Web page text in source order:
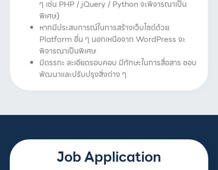
ๆ เช่น PHP / jQuery / Python จะพิจารณาเป็น
พิเศษ)
หากมีประสบการณ์ในการสร้างเว็บไซต์ด้วย
Platform อื่น ๆ นอกเหนือจาก WordPress จะ
พิจารณาเป็นพิเศษ
มีตรรกะ ละเอียดรอบคอบ มีทักษะในการสื่อสาร ชอบ
พัฒนาและปรับปรุงสิ่งต่าง ๆ
Job Application